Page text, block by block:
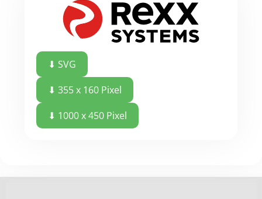
⬇ SVG
⬇355 x 160 Pixel
⬇ 1000 x 450 Pixel